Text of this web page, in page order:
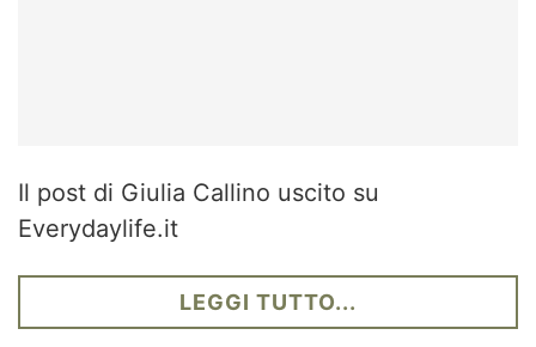
Il post di Giulia Callino uscito su
Everydaylife.it
LEGGI TUTTO...